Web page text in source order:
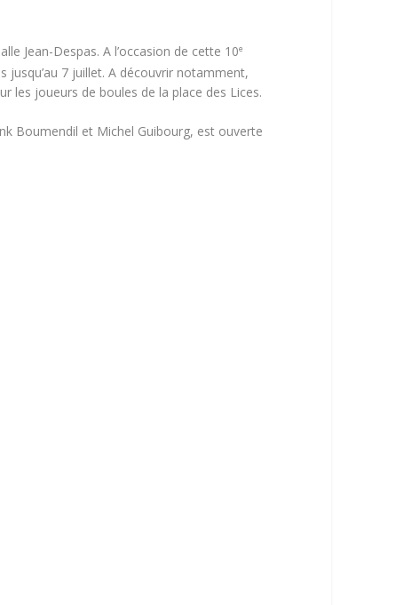
Jean-Despas. A l’occasion de cette 10e
jusqu’au 7 juillet. A découvrir notamment,
les joueurs de boules de la place des Lices.
Boumendil et Michel Guibourg, est ouverte